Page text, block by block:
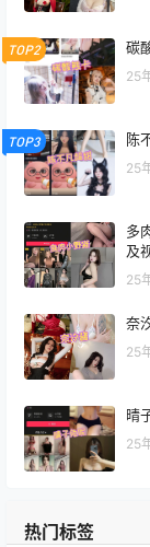
TOP2 碳
25
TOP3 陈
25
多
及
25
奈
25
晴
25
热门标签